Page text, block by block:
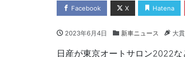
Facebook X Hatena
2023年6月4日 新車ニュース 大
日産が東京オートサロン2022な